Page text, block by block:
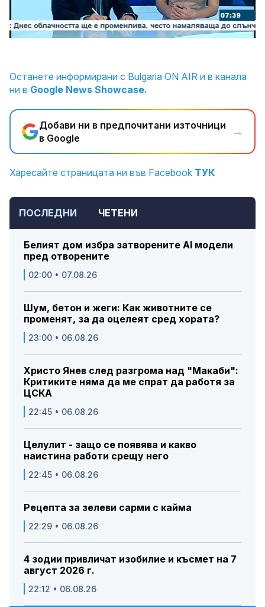
Unmute Loaded:
Останете информирани с Bulgaria ON AIR и в канала
ни в Google News Showcase.
Добави ни в предпочитани източници
в Google
→
Харесайте страницата ни във Facebook ТУК
ПОСЛЕДНИ ЧЕТЕНИ
Белият дом избра затворените AI модели
пред отворените
02:00 • 07.08.26
Шум, бетон и жеги: Как животните се
променят, за да оцелеят сред хората?
23:00 • 06.08.26
Христо Янев след разгрома над "Макаби":
Критиките няма да ме спрат да работя за
ЦСКА
22:45 • 06.08.26
Целулит - защо се появява и какво
наистина работи срещу него
22:45 • 06.08.26
Рецепта за зелеви сарми с кайма
22:29 • 06.08.26
4 зодии привличат изобилие и късмет на 7
август 2026 г.
22:12 • 06.08.26